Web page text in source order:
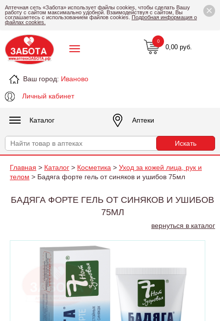
×
Аптечная сеть «Забота» использует файлы cookies, чтобы сделать Вашу
работу с сайтом максимально удобной. Взаимодействуя с сайтом, Вы
соглашаетесь с использованием файлов cookies. Подробная информация о
файлах cookies.
Ваш город: Иваново
Личный кабинет
0,00 руб.
0
Каталог Аптеки
Главная > Каталог > Косметика > Уход за кожей лица, рук и
телом > Бадяга форте гель от синяков и ушибов 75мл
БАДЯГА ФОРТЕ ГЕЛЬ ОТ СИНЯКОВ И УШИБОВ
75МЛ
вернуться в каталог